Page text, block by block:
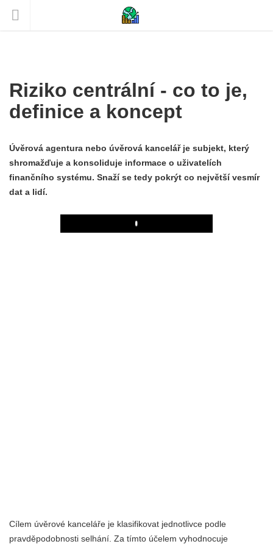
Riziko centrální - co to je,
definice a koncept
Úvěrová agentura nebo úvěrová kancelář je subjekt, který
shromažďuje a konsoliduje informace o uživatelích
finančního systému. Snaží se tedy pokrýt co největší vesmír
dat a lidí.
Play
Cílem úvěrové kanceláře je klasifikovat jednotlivce podle
pravděpodobnosti selhání. Za tímto účelem vyhodnocuje